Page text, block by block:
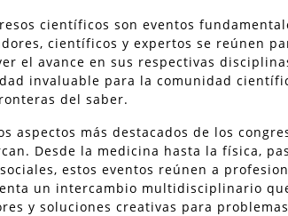
científicos son eventos
científicos y expertos se reúnen
el avance en sus respectivas
invaluable para la comunidad
del saber.
aspectos más destacados de los
Desde la medicina hasta la física,
estos eventos reúnen a
un intercambio multidisciplinario
y soluciones creativas para